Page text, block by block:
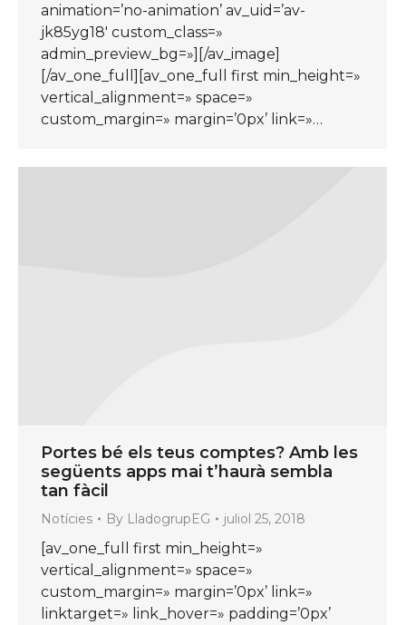
animation=’no-animation’ av_uid=’av-
jk85yg18′ custom_class=»
admin_preview_bg=»][/av_image]
[/av_one_full][av_one_full first min_height=»
vertical_alignment=» space=»
custom_margin=» margin=’0px’ link=»…
Portes bé els teus comptes? Amb les
següents apps mai t’haurà sembla
tan fàcil
Notícies By LladogrupEG juliol 25, 2018
[av_one_full first min_height=»
vertical_alignment=» space=»
custom_margin=» margin=’0px’ link=»
linktarget=» link_hover=» padding=’0px’